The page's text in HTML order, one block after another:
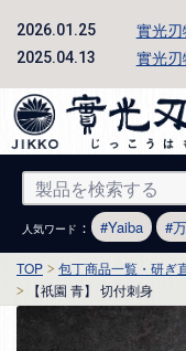
2026.01.25 實光
2025.04.13 實光
人気ワード ： Yaiba
TOP 包丁商品一覧・研ぎ
【祇園 青】 切付刺身